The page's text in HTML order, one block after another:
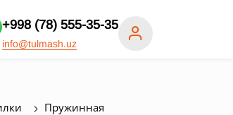
+998 (78) 555-35-35
info@tulmash.uz
Пружинная